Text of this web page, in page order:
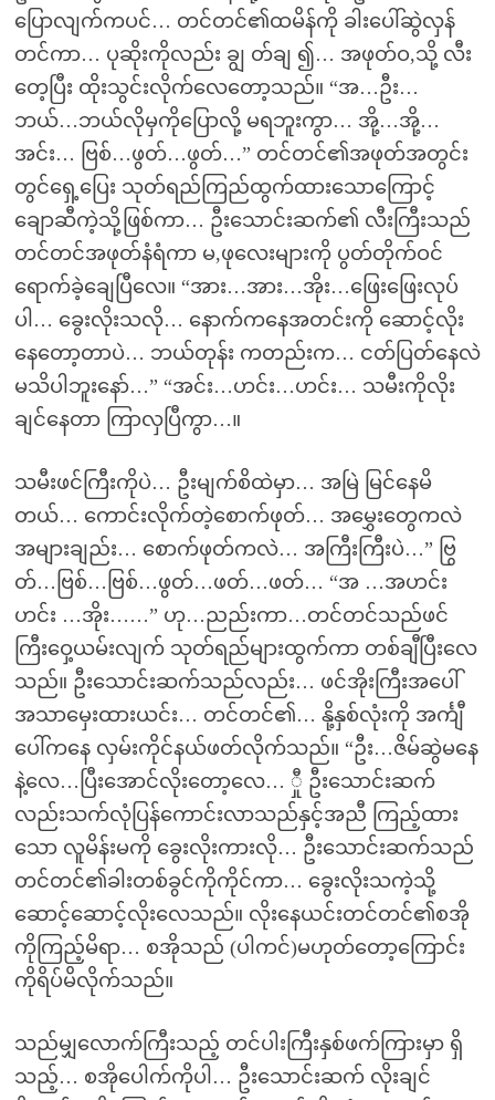
ပြောလျက်ကပင်… တင်တင်၏ထမိန်ကို ခါးပေါ်ဆွဲလှန်
တင်ကာ… ပုဆိုးကိုလည်း ချွ တ်ချ ၍… အဖုတ်ဝ,သို့ လီး
တေ့ပြီး ထိုးသွင်းလိုက်လေတော့သည်။ “အ…ဦး…
ဘယ်…ဘယ်လိုမှကိုပြောလို့ မရဘူးကွာ… အို့…အို့…
အင်း… ဗြစ်…ဖွတ်…ဖွတ်…” တင်တင်၏အဖုတ်အတွင်း
တွင်ရှေ့ပြေး သုတ်ရည်ကြည်ထွက်ထားသောကြောင့်
ချောဆီကဲ့သို့ဖြစ်ကာ… ဦးသောင်းဆက်၏ လီးကြီးသည်
တင်တင်အဖုတ်နံရံကာ မ,ဖုလေးများကို ပွတ်တိုက်ဝင်
ရောက်ခဲ့ချေပြီလေ။ “အား…အား…အိုး…ဖြေးဖြေးလုပ်
ပါ… ခွေးလိုးသလို… နောက်ကနေအတင်းကို ဆောင့်လိုး
နေတော့တာပဲ… ဘယ်တုန်း ကတည်းက… ငတ်ပြတ်နေလဲ
မသိပါဘူးနော်…” “အင်း…ဟင်း…ဟင်း… သမီးကိုလိုး
ချင်နေတာ ကြာလှပြီကွာ…။
သမီးဖင်ကြီးကိုပဲ… ဦးမျက်စိထဲမှာ… အမြဲ မြင်နေမိ
တယ်… ကောင်းလိုက်တဲ့စောက်ဖုတ်… အမွှေးတွေကလဲ
အများချည်း… စောက်ဖုတ်ကလဲ… အကြီးကြီးပဲ…” ဗြွ
တ်…ဗြစ်…ဗြစ်…ဖွတ်…ဖတ်…ဖတ်… “အ …အဟင်း
ဟင်း …အိုး……” ဟု…ညည်းကာ…တင်တင်သည်ဖင်
ကြီးဝှေ့ယမ်းလျက် သုတ်ရည်များထွက်ကာ တစ်ချီပြီးလေ
သည်။ ဦးသောင်းဆက်သည်လည်း… ဖင်အိုးကြီးအပေါ်
အသာမှေးထားယင်း… တင်တင်၏… နို့နှစ်လုံးကို အင်္ကျီ
ပေါ်ကနေ လှမ်းကိုင်နယ်ဖတ်လိုက်သည်။ “ဦး…ဇိမ်ဆွဲမနေ
နဲ့လေ…ပြီးအောင်လိုးတော့လေ… ှီု ဦးသောင်းဆက်
လည်းသက်လုံပြန်ကောင်းလာသည်နှင့်အညီ ကြည့်ထား
သော လူမိန်းမကို ခွေးလိုးကားလို… ဦးသောင်းဆက်သည်
တင်တင်၏ခါးတစ်ခွင်ကိုကိုင်ကာ… ခွေးလိုးသကဲ့သို့
ဆောင့်ဆောင့်လိုးလေသည်။ လိုးနေယင်းတင်တင်၏စအို
ကိုကြည့်မိရာ… စအိုသည် (ပါကင်)မဟုတ်တော့ကြောင်း
ကိုရိပ်မိလိုက်သည်။
သည်မျှလောက်ကြီးသည့် တင်ပါးကြီးနှစ်ဖက်ကြားမှာ ရှိ
သည့်… စအိုပေါက်ကိုပါ… ဦးသောင်းဆက် လိုးချင်